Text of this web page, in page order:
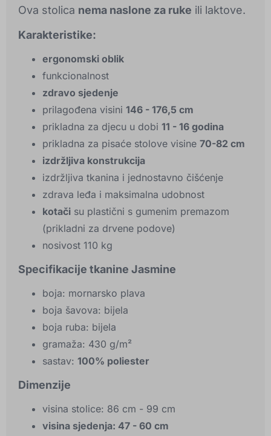
Ova stolica nema naslone za ruke ili laktove.
Karakteristike:
ergonomski oblik
funkcionalnost
zdravo sjedenje
prilagođena visini 146 - 176,5 cm
prikladna za djecu u dobi 11 - 16 godina
prikladna za pisaće stolove visine 70-82 cm
izdržljiva konstrukcija
izdržljiva tkanina i jednostavno čišćenje
zdrava leđa i maksimalna udobnost
kotači su plastični s gumenim premazom
(prikladni za drvene podove)
nosivost 110 kg
Specifikacije tkanine Jasmine
boja: mornarsko plava
boja šavova: bijela
boja ruba: bijela
gramaža: 430 g/m²
sastav: 100% poliester
Dimenzije
visina stolice: 86 cm - 99 cm
visina sjedenja: 47 - 60 cm